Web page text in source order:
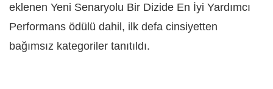
eklenen Yeni Senaryolu Bir Dizide En İyi Yardımcı
Performans ödülü dahil, ilk defa cinsiyetten
bağımsız kategoriler tanıtıldı.